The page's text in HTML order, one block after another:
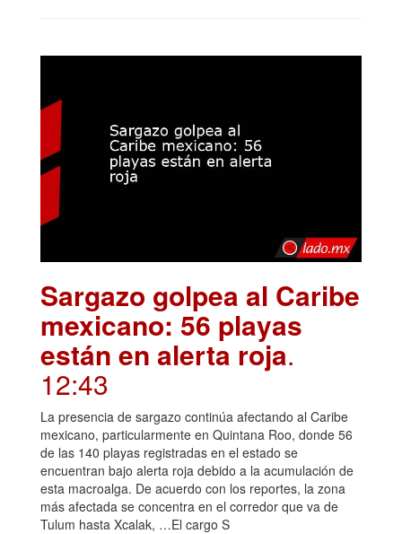
Sargazo golpea al Caribe
mexicano: 56 playas
están en alerta roja.
12:43
La presencia de sargazo continúa afectando al Caribe
mexicano, particularmente en Quintana Roo, donde 56
de las 140 playas registradas en el estado se
encuentran bajo alerta roja debido a la acumulación de
esta macroalga. De acuerdo con los reportes, la zona
más afectada se concentra en el corredor que va de
Tulum hasta Xcalak, …El cargo S